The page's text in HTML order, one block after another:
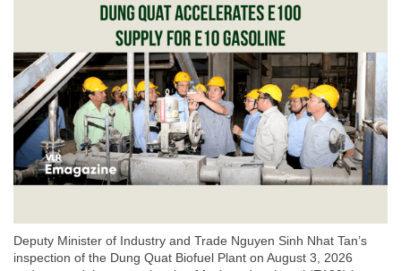
Deputy Minister of Industry and Trade Nguyen Sinh Nhat Tan’s
inspection of the Dung Quat Biofuel Plant on August 3, 2026